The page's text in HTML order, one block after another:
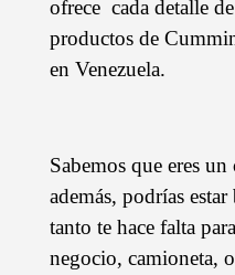
ofrece cada detalle
productos de
en Venezuela.
Sabemos que eres
además, podrías
tanto te hace falta
negocio, camioneta, o